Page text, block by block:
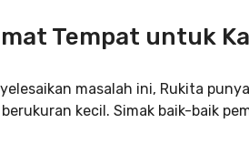
Tempat untuk
masalah ini, Rukita
kecil. Simak baik-baik